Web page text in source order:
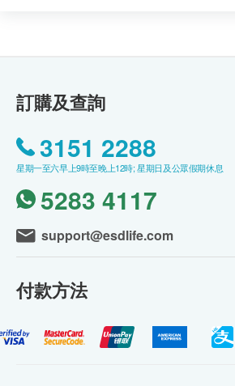
訂購及查詢
3151 2288
星期一至六早上9時至晚上12時; 星期日及公眾假期休息
5283 4117
support@esdlife.com
付款方法